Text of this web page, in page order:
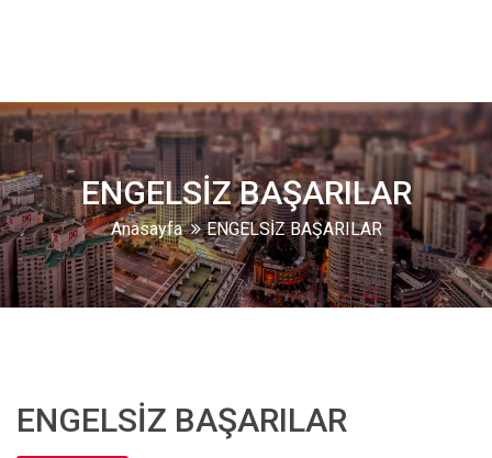
ENGELSİZ BAŞARILAR
Anasayfa ENGELSİZ BAŞARILAR
ENGELSİZ BAŞARILAR